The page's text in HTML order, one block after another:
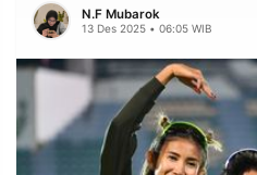
FINANSIA PERSONA
DAERAH NASIONAL
MANCA SPORT
N.F Mubarok
13 Des 2025 • 06:05 WIB